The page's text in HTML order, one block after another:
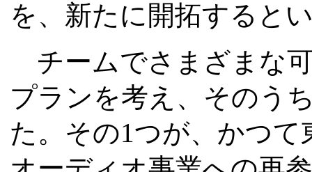
を、新たに開拓すると
チームでさまざまな
プランを考え、そのう
た。その1つが、かつ